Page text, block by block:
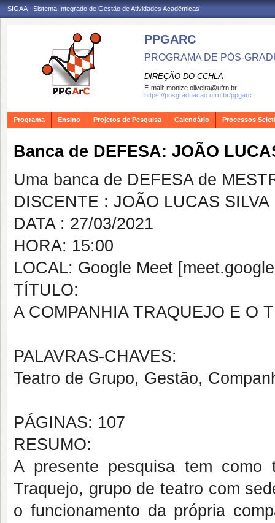
SIGAA - Sistema Integrado de Gestão de Atividades Acadêmicas
PPGARC
PROGRAMA DE PÓS-
DIREÇÃO DO CCHLA
E-mail: monize.oliveira@ufrn.br
https://posgraduacao.ufrn.br/ppgarc
Programa Ensino Projetos de Pesquisa Calendário Processos
Banca de DEFESA: JOÃO
Uma banca de DEFESA de
DISCENTE : JOÃO LUCAS SILVA
DATA : 27/03/2021
HORA: 15:00
LOCAL: Google Meet
TÍTULO:
A COMPANHIA TRAQUEJO E O
PALAVRAS-CHAVES:
Teatro de Grupo, Gestão,
PÁGINAS: 107
RESUMO:
A presente pesquisa tem como
Traquejo, grupo de teatro com
o funcionamento da própria